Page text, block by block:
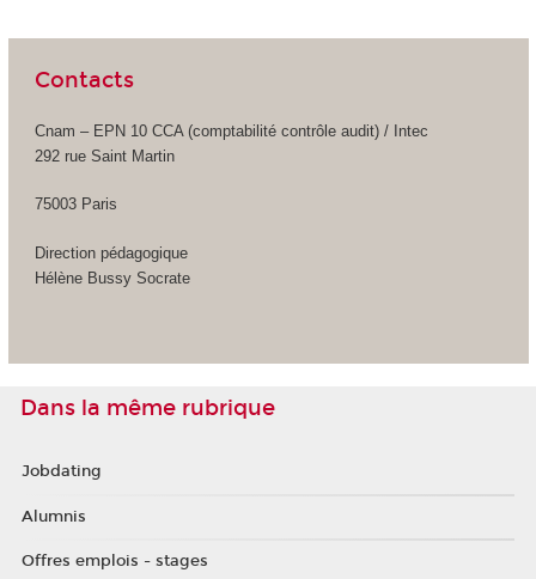
Contacts
Cnam – EPN 10 CCA (comptabilité contrôle audit) / Intec
292 rue Saint Martin
75003 Paris
Direction pédagogique
Hélène Bussy Socrate
Dans la même rubrique
Jobdating
Alumnis
Offres emplois - stages